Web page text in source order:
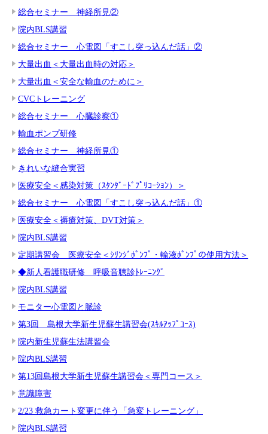
総合セミナー 神経所見②
院内BLS講習
総合セミナー 心電図「すこし突っ込んだ話」②
大量出血＜大量出血時の対応＞
大量出血＜安全な輸血のために＞
CVCトレーニング
総合セミナー 心臓診察①
輸血ポンプ研修
総合セミナー 神経所見①
きれいな縫合実習
医療安全＜感染対策（ｽﾀﾝﾀﾞｰﾄﾞﾌﾟﾘｺｰｼｮﾝ）＞
総合セミナー 心電図「すこし突っ込んだ話」①
医療安全＜褥瘡対策、DVT対策＞
院内BLS講習
定期講習会 医療安全＜ｼﾘﾝｼﾞﾎﾟﾝﾌﾟ・輸液ﾎﾟﾝﾌﾟの使用方法＞
◆新人看護職研修 呼吸音聴診ﾄﾚｰﾆﾝｸﾞ
院内BLS講習
モニター心電図と脈診
第3回 島根大学新生児蘇生講習会(ｽｷﾙｱｯﾌﾟｺｰｽ)
院内新生児蘇生法講習会
院内BLS講習
第13回島根大学新生児蘇生講習会＜専門コース＞
意識障害
2/23 救急カート変更に伴う「急変トレーニング」
院内BLS講習